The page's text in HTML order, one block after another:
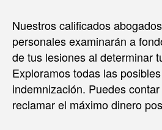
Nuestros calificados
personales examinarán a
de tus lesiones al determinar
Exploramos todas las
indemnización. Puedes
reclamar el máximo dinero